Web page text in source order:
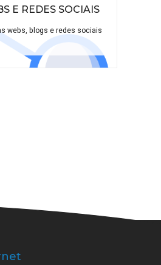
E REDES SOCIAIS
webs, blogs e redes sociais